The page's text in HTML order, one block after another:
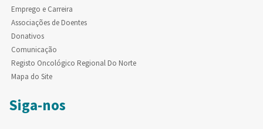
Emprego e Carreira
Associações de Doentes
Donativos
Comunicação
Registo Oncológico Regional Do Norte
Mapa do Site
Siga-nos